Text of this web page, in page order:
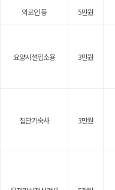
의료인 등 5만원
요양시설입소용 3만원
집단기숙사 3만원